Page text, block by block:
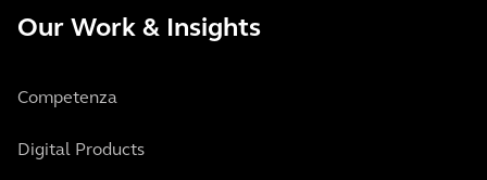
Our Work & Insights
Competenza
Digital Products